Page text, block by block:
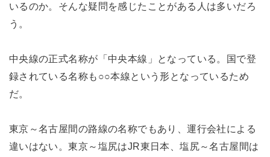
いるのか。そんな疑問を感じたことがある人は多いだろ
う。
中央線の正式名称が「中央本線」となっている。国で登
録されている名称も○○本線という形となっているため
だ。
東京～名古屋間の路線の名称でもあり、運行会社による
違いはない。東京～塩尻はJR東日本、塩尻～名古屋間は